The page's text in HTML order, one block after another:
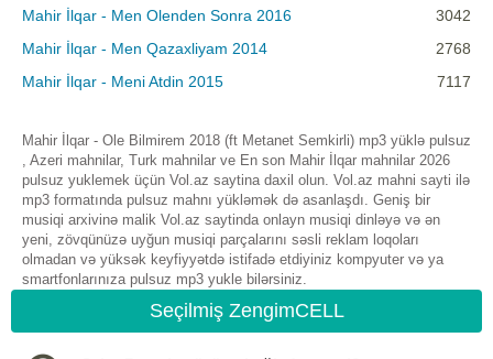
Mahir İlqar - Men Olenden Sonra 2016
3042
Mahir İlqar - Men Qazaxliyam 2014
2768
Mahir İlqar - Meni Atdin 2015
7117
Mahir İlqar - Ole Bilmirem 2018 (ft Metanet Semkirli) mp3 yüklə pulsuz
, Azeri mahnilar, Turk mahnilar ve En son Mahir İlqar mahnilar 2026
pulsuz yuklemek üçün Vol.az saytina daxil olun. Vol.az mahni sayti ilə
mp3 formatında pulsuz mahnı yükləmək də asanlaşdı. Geniş bir
musiqi arxivinə malik Vol.az saytinda onlayn musiqi dinləyə və ən
yeni, zövqünüzə uyğun musiqi parçalarını səsli reklam loqoları
olmadan və yüksək keyfiyyətdə istifadə etdiyiniz kompyuter və ya
smartfonlarınıza pulsuz mp3 yukle bilərsiniz.
Seçilmiş ZengimCELL